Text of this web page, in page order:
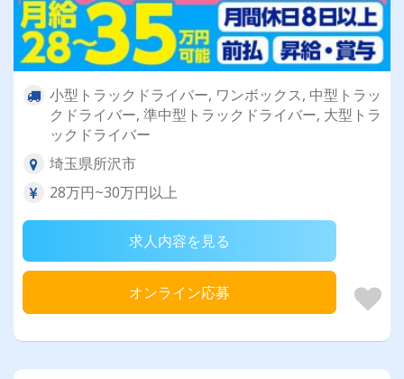
小型トラックドライバー, ワンボックス, 中型トラッ
クドライバー, 準中型トラックドライバー, 大型トラ
ックドライバー
埼玉県所沢市
28万円~30万円以上
求人内容を見る
オンライン応募